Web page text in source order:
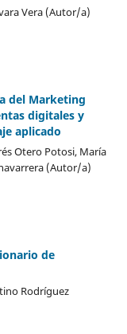
Vera (Autor/a)
del Marketing
digitales y
aplicado
Otero Potosi, María
(Autor/a)
de
Rodríguez